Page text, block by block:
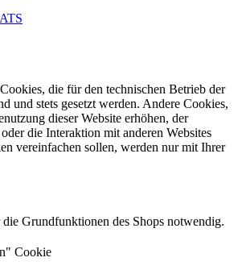
die für den technischen Betrieb der
und stets gesetzt werden. Andere Cookies,
dieser Website erhöhen, der
die Interaktion mit anderen Websites
vereinfachen sollen, werden nur mit Ihrer
Grundfunktionen des Shops notwendig.
Cookie